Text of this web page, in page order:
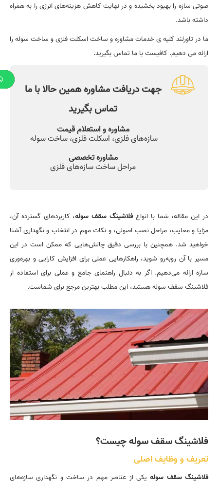
صوتی سازه را بهبود بخشیده و در نهایت کاهش هزینه‌های انرژی را به همراه
داشته باشد.
ما در تاورلند کلیه ی خدمات مشاوره و ساخت اسکلت فلزی و ساخت سوله را
ارائه می دهیم. کافیست با ما تماس بگیرید.
جهت دریافت مشاوره همین حالا با ما
تماس بگیرید
مشاوره و استعلام قیمت
سازه‌های فلزی، اسکلت فلزی، ساخت سوله
مشاوره تخصصی
‌مراحل ساخت سازه‌های فلزی
در این مقاله، شما با انواعفلاشینگ سقف سوله، کاربردهای گسترده آن،
مزایا و معایب، مراحل نصب اصولی، و نکات مهم در انتخاب و نگهداری آشنا
خواهید شد. همچنین با بررسی دقیق چالش‌هایی که ممکن است در این
مسیر با آن روبه‌رو شوید، راهکارهایی عملی برای افزایش کارایی و بهره‌وری
سازه ارائه می‌دهیم. اگر به دنبال راهنمای جامع و عملی برای استفاده از
فلاشینگ سقف سوله هستید، این مطلب بهترین مرجع برای شماست.
فلاشینگ سقف سوله چیست؟
تعریف و وظایف اصلی
فلاشینگ سقف سولهیکی از عناصر مهم در ساخت و نگهداری سازه‌های